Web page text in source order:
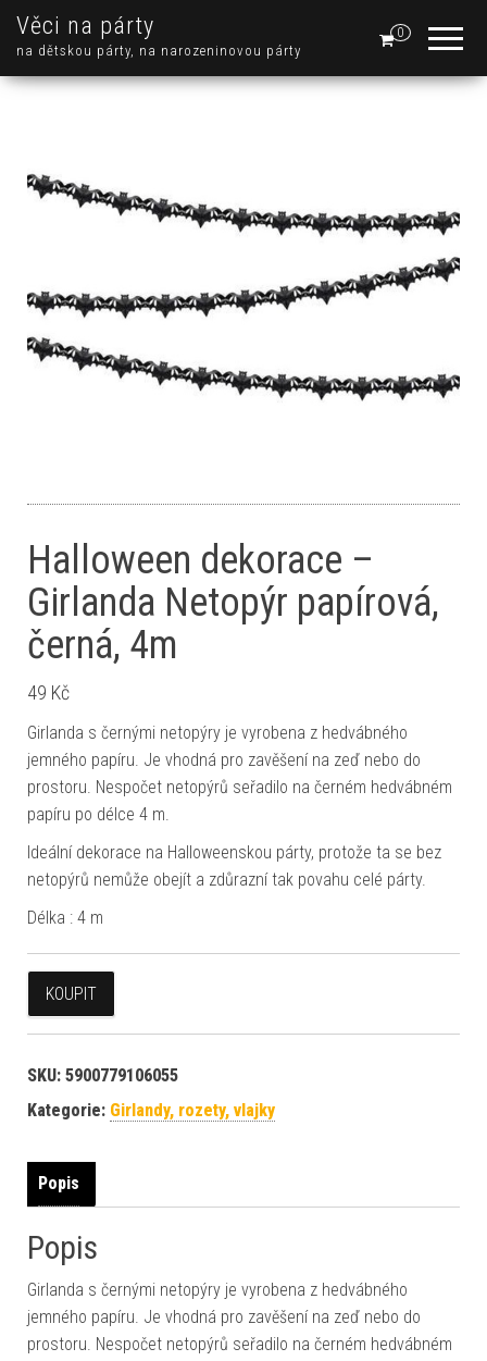
Věci na párty
na dětskou párty, na narozeninovou párty
0
Halloween dekorace –
Girlanda Netopýr papírová,
černá, 4m
49 Kč
Girlanda s černými netopýry je vyrobena z hedvábného
jemného papíru. Je vhodná pro zavěšení na zeď nebo do
prostoru. Nespočet netopýrů seřadilo na černém hedvábném
papíru po délce 4 m.
Ideální dekorace na Halloweenskou párty, protože ta se bez
netopýrů nemůže obejít a zdůrazní tak povahu celé párty.
Délka : 4 m
KOUPIT
SKU: 5900779106055
Kategorie: Girlandy, rozety, vlajky
Popis
Popis
Girlanda s černými netopýry je vyrobena z hedvábného
jemného papíru. Je vhodná pro zavěšení na zeď nebo do
prostoru. Nespočet netopýrů seřadilo na černém hedvábném